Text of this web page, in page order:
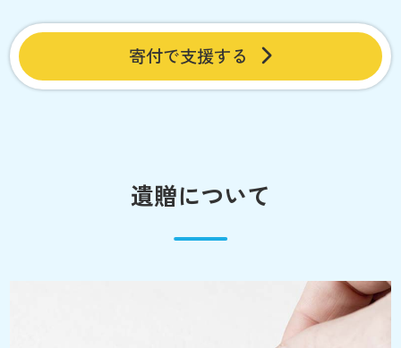
寄付で支援する
遺贈について